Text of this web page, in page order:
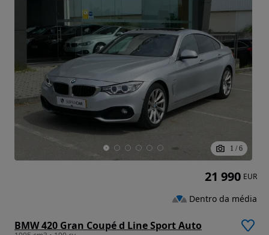
1 / 6
BMW 420 Gran Coupé d Line Sport Auto
21 990 EUR
Dentro da média